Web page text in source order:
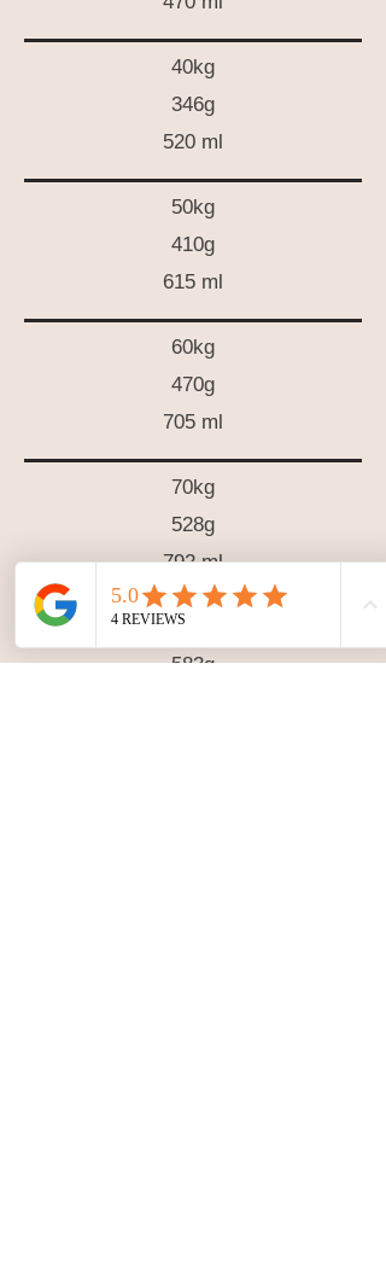
40kg
346g
520 ml
50kg
410g
615 ml
60kg
470g
705 ml
70kg
528g
792 ml
80kg
583g